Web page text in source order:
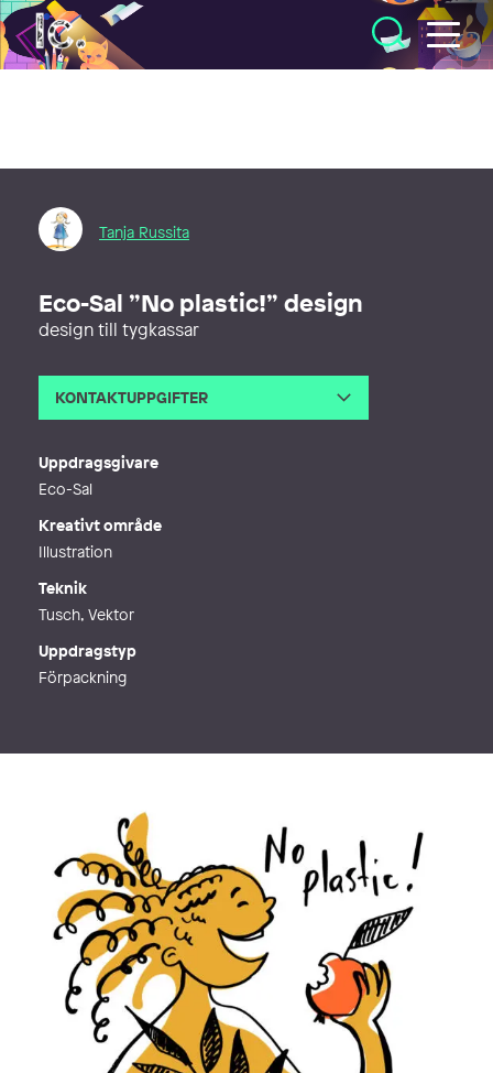
Illustratörcentrum
Tanja Russita
Eco-Sal ”No plastic!” design
design till tygkassar
KONTAKTUPPGIFTER
Uppdragsgivare
Eco-Sal
Kreativt område
Illustration
Teknik
Tusch, Vektor
Uppdragstyp
Förpackning